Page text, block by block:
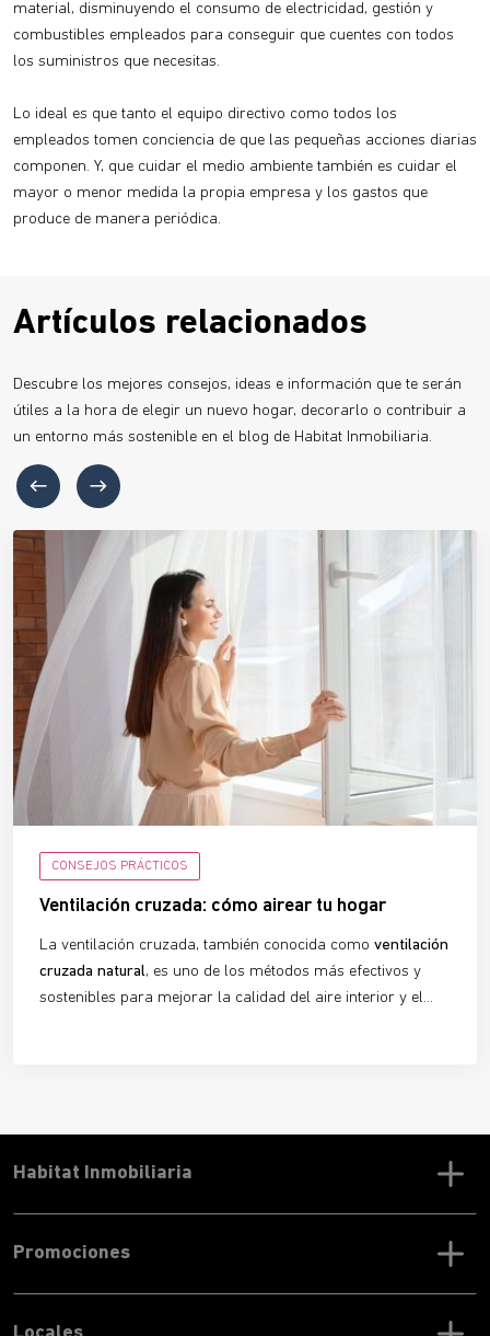
material, disminuyendo el consumo de electricidad, gestión y
combustibles empleados para conseguir que cuentes con todos
los suministros que necesitas.
Lo ideal es que tanto el equipo directivo como todos los
empleados tomen conciencia de que las pequeñas acciones diarias
componen. Y, que cuidar el medio ambiente también es cuidar el
mayor o menor medida la propia empresa y los gastos que
produce de manera periódica.
Artículos relacionados
Descubre los mejores consejos, ideas e información que te serán
útiles a la hora de elegir un nuevo hogar, decorarlo o contribuir a
un entorno más sostenible en el blog de Habitat Inmobiliaria.
CONSEJOS PRÁCTICOS
Ventilación cruzada: cómo airear tu hogar
La ventilación cruzada, también conocida como ventilación
cruzada natural, es uno de los métodos más efectivos y
sostenibles para mejorar la calidad del aire interior y el
Promociones
Habitat Inmobiliaria